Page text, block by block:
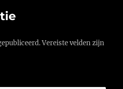
Vereiste velden zijn